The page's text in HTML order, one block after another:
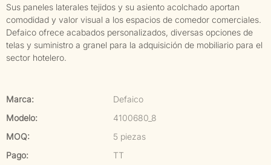
Sus paneles laterales tejidos y su asiento acolchado aportan
comodidad y valor visual a los espacios de comedor comerciales.
Defaico ofrece acabados personalizados, diversas opciones de
telas y suministro a granel para la adquisición de mobiliario para el
sector hotelero.
Marca:
Defaico
Modelo:
4100680_8
MOQ:
5 piezas
Pago:
TT